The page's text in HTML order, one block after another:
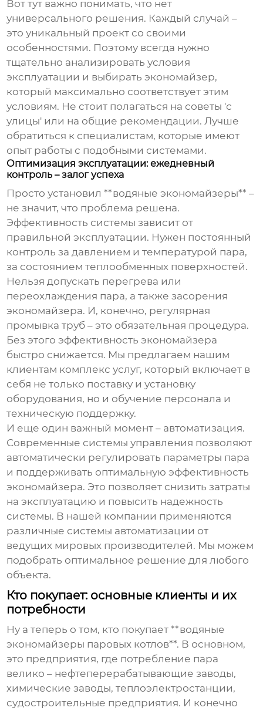
Вот тут важно понимать, что нет
универсального решения. Каждый случай –
это уникальный проект со своими
особенностями. Поэтому всегда нужно
тщательно анализировать условия
эксплуатации и выбирать экономайзер,
который максимально соответствует этим
условиям. Не стоит полагаться на советы 'с
улицы' или на общие рекомендации. Лучше
обратиться к специалистам, которые имеют
опыт работы с подобными системами.
Оптимизация эксплуатации: ежедневный
контроль – залог успеха
Просто установил **водяные экономайзеры** –
не значит, что проблема решена.
Эффективность системы зависит от
правильной эксплуатации. Нужен постоянный
контроль за давлением и температурой пара,
за состоянием теплообменных поверхностей.
Нельзя допускать перегрева или
переохлаждения пара, а также засорения
экономайзера. И, конечно, регулярная
промывка труб – это обязательная процедура.
Без этого эффективность экономайзера
быстро снижается. Мы предлагаем нашим
клиентам комплекс услуг, который включает в
себя не только поставку и установку
оборудования, но и обучение персонала и
техническую поддержку.
И еще один важный момент – автоматизация.
Современные системы управления позволяют
автоматически регулировать параметры пара
и поддерживать оптимальную эффективность
экономайзера. Это позволяет снизить затраты
на эксплуатацию и повысить надежность
системы. В нашей компании применяются
различные системы автоматизации от
ведущих мировых производителей. Мы можем
подобрать оптимальное решение для любого
объекта.
Кто покупает: основные клиенты и их
потребности
Ну а теперь о том, кто покупает **водяные
экономайзеры паровых котлов**. В основном,
это предприятия, где потребление пара
велико – нефтеперерабатывающие заводы,
химические заводы, теплоэлектростанции,
судостроительные предприятия. И конечно